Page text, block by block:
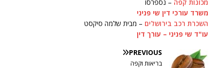
מכונות קפה – נספרסו
משרד עורכי דין שי פניני
השכרת רכב בירושלים – מבית שלמה סיקסט
עו"ד שי פניני – עורך דין
PREVIOUS
בריאות וקפה